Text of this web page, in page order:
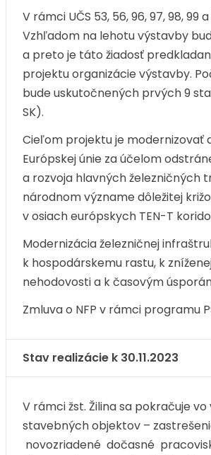
V rámci UČS 53, 56, 96, 97, 98,
Vzhľadom na lehotu výstavby
a preto je táto žiadosť
projektu organizácie výstavby.
bude uskutočnených prvých 9
SK).
Cieľom projektu je
Európskej únie za účelom
a rozvoja hlavných železničných
národnom význame dôležitej
v osiach európskych TEN-T
Modernizácia železničnej
k hospodárskemu rastu, k
nehodovosti a k časovým
Zmluva o NFP v rámci programu
Stav realizácie k 30.11.2023
V rámci žst. Žilina sa pokračuje
stavebných objektov –
novozriadené dočasné